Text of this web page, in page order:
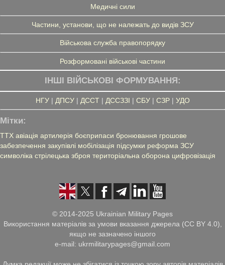
Медичні сили
Частини, установи, що не належать до видів ЗСУ
Військова служба правопорядку
Розформовані військові частини
ІНШІ ВІЙСЬКОВІ ФОРМУВАННЯ:
НГУ| ДПСУ| ДССТ| ДССЗЗІ | СБУ| СЗР| УДО
Мітки:
ТТХ авіація артилерія боєприпаси бронювання грошове
забезпечення закупівлі мобілізація підсумки реформа ЗСУ
символіка стрілецька зброя територіальна оборона цифровізація
© 2014-2025 Ukrainian Military Pages
Використання матеріалів за умови вказання джерела (CC BY 4.0),
якщо не зазначено іншого
e-mail: ukrmilitarypages@gmail.com